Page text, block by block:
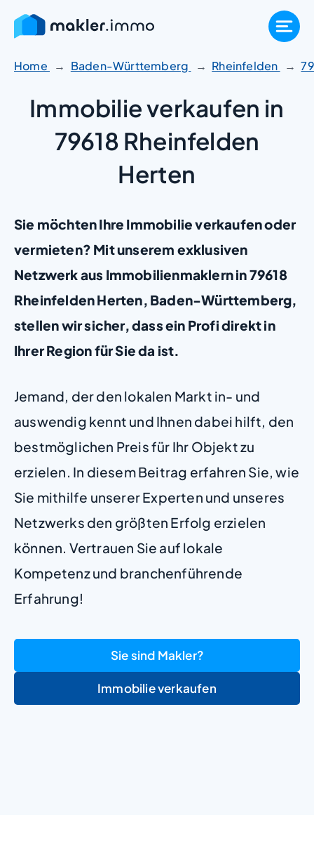
Zum
Inhalt
springen
Home Baden-Württemberg Rheinfelden
Immobilie verkaufen in
79618 Rheinfelden
Herten
Sie möchten Ihre Immobilie verkaufen oder
vermieten? Mit unserem exklusiven
Netzwerk aus Immobilienmaklern in 79618
Rheinfelden Herten, Baden-Württemberg,
stellen wir sicher, dass ein Profi direkt in
Ihrer Region für Sie da ist.
Jemand, der den lokalen Markt in- und
auswendig kennt und Ihnen dabei hilft, den
bestmöglichen Preis für Ihr Objekt zu
erzielen. In diesem Beitrag erfahren Sie, wie
Sie mithilfe unserer Experten und unseres
Netzwerks den größten Erfolg erzielen
können. Vertrauen Sie auf lokale
Kompetenz und branchenführende
Erfahrung!
Sie sind Makler?
Immobilie verkaufen